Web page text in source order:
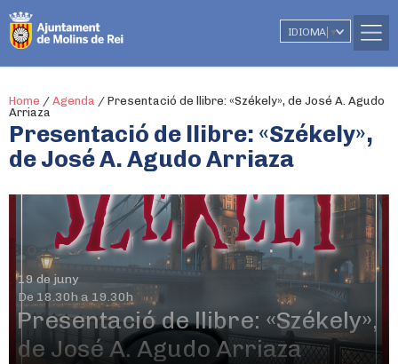
IDIOMA ▼
Home / Agenda / Presentació de llibre: «Székely», de José A. Agudo
Arriaza
Presentació de llibre: «Székely»,
de José A. Agudo Arriaza
19 de juny
De 18.30h a 19.30h
Presentació de llibre: «Székely»,
de José A. Agudo Arriaza